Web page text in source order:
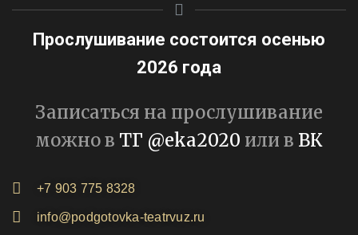
Прослушивание состоится осенью
2026 года
Записаться на прослушивание
можно в ТГ @eka2020 или в ВК
+7 903 775 8328
info@podgotovka-teatrvuz.ru